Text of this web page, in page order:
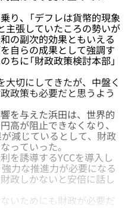
り、「デフレは貨幣的現象
主張していたころの勢いが
の副次的効果ともいえる
自らの成果として強調す
ちに「財政政策検討本部」
大切にしてきたが、中盤く
政策も必要だと思うよう
を与えた浜田は、世界的
高が阻止できなくなり、
減じているとして、財政
っていった。
を誘導するYCCを導入し
力な推進力が必要になる
政しかないと安倍に話し
いためにも財政が必要だ